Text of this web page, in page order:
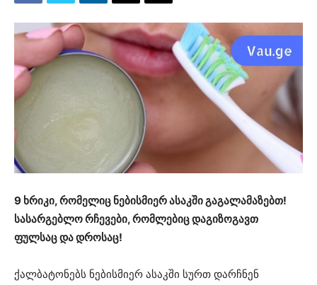
9 ხრიკი, რომელიც ნებისმიერ ასაკში გაგალამაზებთ!
სასარგებლო რჩევები, რომლებიც დაგიზოგავთ
ფულსაც და დროსაც!
ქალბატონებს ნებისმიერ ასაკში სურთ დარჩნენ